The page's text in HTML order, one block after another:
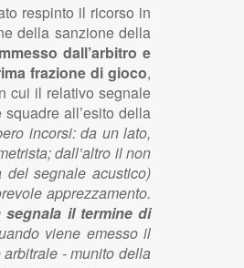
respinto il ricorso in
della sanzione della
dall’arbitro e
frazione di gioco,
cui il relativo segnale
all’esito della
incorsi: da un lato,
dall’altro il non
del segnale acustico)
apprezzamento.
segnala il termine di
viene emesso il
- munito della